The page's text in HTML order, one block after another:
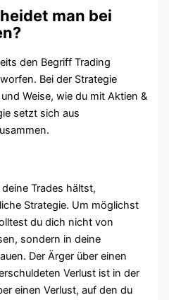
man bei
den Begriff Trading
Bei der Strategie
Weise, wie du mit Aktien &
setzt sich aus
Trades hältst,
Strategie. Um möglichst
du dich nicht von
sondern in deine
Der Ärger über einen
Verlust ist in der
einen Verlust, auf den du